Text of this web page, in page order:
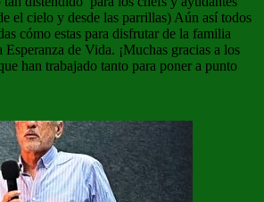
el cielo y desde las parrillas) Aún así todos
cómo estas para disfrutar de la familia
Esperanza de Vida. ¡Muchas gracias a los
han trabajado tanto para poner a punto